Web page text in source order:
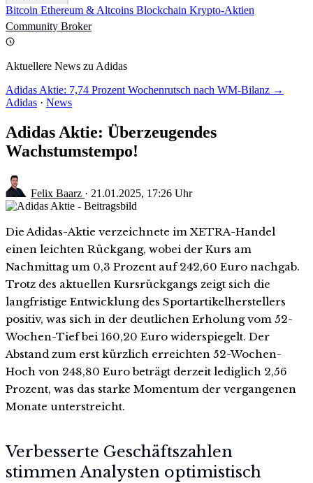
Bitcoin Ethereum & Altcoins Blockchain Krypto-Aktien
Community Broker
Aktuellere News zu Adidas
Adidas Aktie: 7,74 Prozent Wochenrutsch nach WM-Bilanz →
Adidas · News
Adidas Aktie: Überzeugendes
Wachstumstempo!
Felix Baarz · 21.01.2025, 17:26 Uhr
Die Adidas-Aktie verzeichnete im XETRA-Handel
einen leichten Rückgang, wobei der Kurs am
Nachmittag um 0,3 Prozent auf 242,60 Euro nachgab.
Trotz des aktuellen Kursrückgangs zeigt sich die
langfristige Entwicklung des Sportartikelherstellers
positiv, was sich in der deutlichen Erholung vom 52-
Wochen-Tief bei 160,20 Euro widerspiegelt. Der
Abstand zum erst kürzlich erreichten 52-Wochen-
Hoch von 248,80 Euro beträgt derzeit lediglich 2,56
Prozent, was das starke Momentum der vergangenen
Monate unterstreicht.
Verbesserte Geschäftszahlen
stimmen Analysten optimistisch